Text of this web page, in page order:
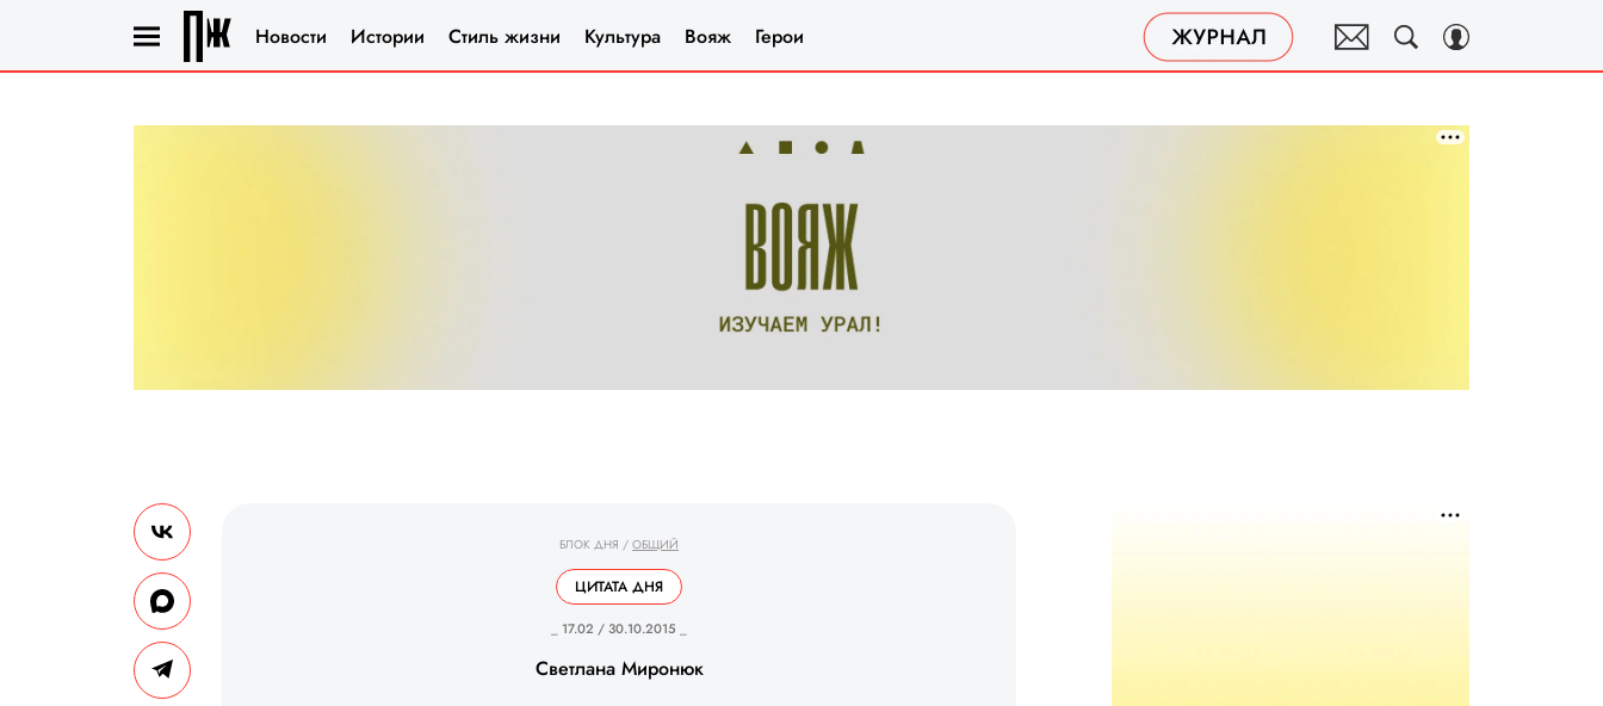
Новости Истории Стиль жизни Культура Вояж Герои
БЛОК ДНЯ / ОБЩИЙ
ЦИТАТА ДНЯ
_ 17.02 / 30.10.2015 _
Светлана Миронюк